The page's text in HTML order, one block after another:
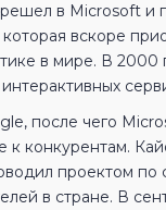
в Microsoft и
вскоре
в мире. В
после чего
к конкурентам.
проектом
в стране. В